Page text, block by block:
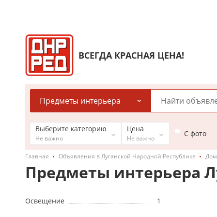
ВСЕГДА КРАСНАЯ ЦЕНА!
Предметы интерьера
Выберите категорию
Не важно
Цена
Не важно
С фото
Главная Объявления в Луганской Народной Республике
Предметы интерьера
Освещение 1